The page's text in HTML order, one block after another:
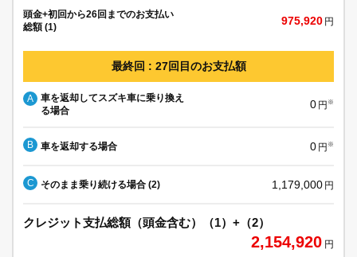
頭金+初回から26回までのお支払い
総額 (1)
975,920 円
最終回 : 27回目のお支払額
A
車を返却してスズキ車に乗り換え
る場合
0 円 ※
B 車を返却する場合 0 円 ※
C そのまま乗り続ける場合 (2) 1,179,000 円
クレジット支払総額（頭金含む）（1）+（2）
2,154,920 円